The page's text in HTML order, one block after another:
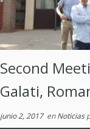
Second
Galati,
junio 2, 2017enNoticias